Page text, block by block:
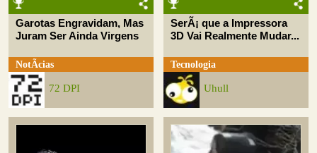
Garotas Engravidam, Mas
Juram Ser Ainda Virgens
NotÃ­cias
72 DPI
SerÃ¡ que a Impressora
3D Vai Realmente Mudar...
Tecnologia
Uhull